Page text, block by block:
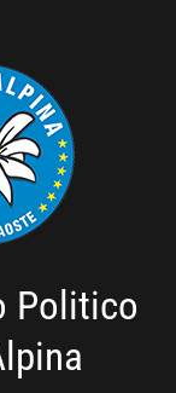
Politico